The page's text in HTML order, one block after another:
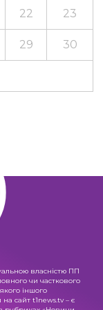
22 23
29 30
власністю ПП
чи часткового
іншого
сайт t1news.tv – є